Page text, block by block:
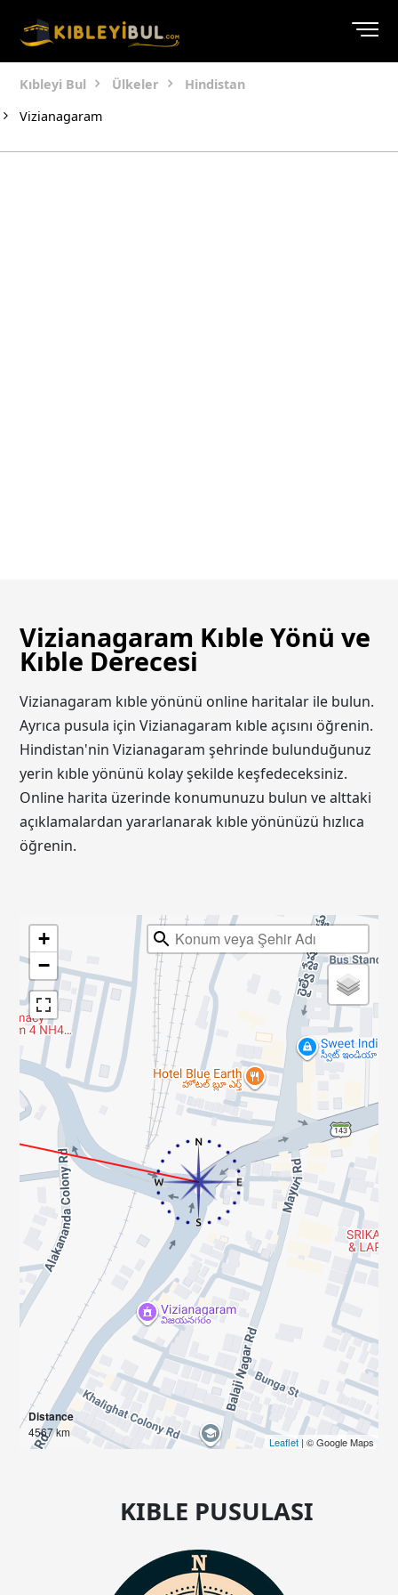
Kıbleyi Bul Ülkeler
Hindistan
Vizianagaram
Vizianagaram Kıble Yönü ve
Kıble Derecesi
Vizianagaram kıble yönünü online haritalar ile bulun.
Ayrıca pusula için Vizianagaram kıble açısını öğrenin.
Hindistan'nin Vizianagaram şehrinde bulunduğunuz
yerin kıble yönünü kolay şekilde keşfedeceksiniz.
Online harita üzerinde konumunuzu bulun ve alttaki
açıklamalardan yararlanarak kıble yönünüzü hızlıca
öğrenin.
+
−
Distance
4567 km
Leaflet| © Google Maps
KIBLE PUSULASI